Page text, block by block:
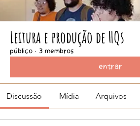
Leitura e produção de HQs
Público · 3 membros
Entrar
Discussão Mídia Arquivos